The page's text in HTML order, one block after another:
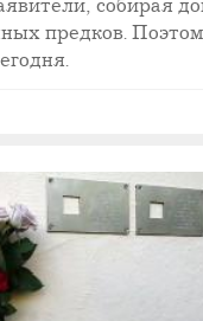
собирая
предков.